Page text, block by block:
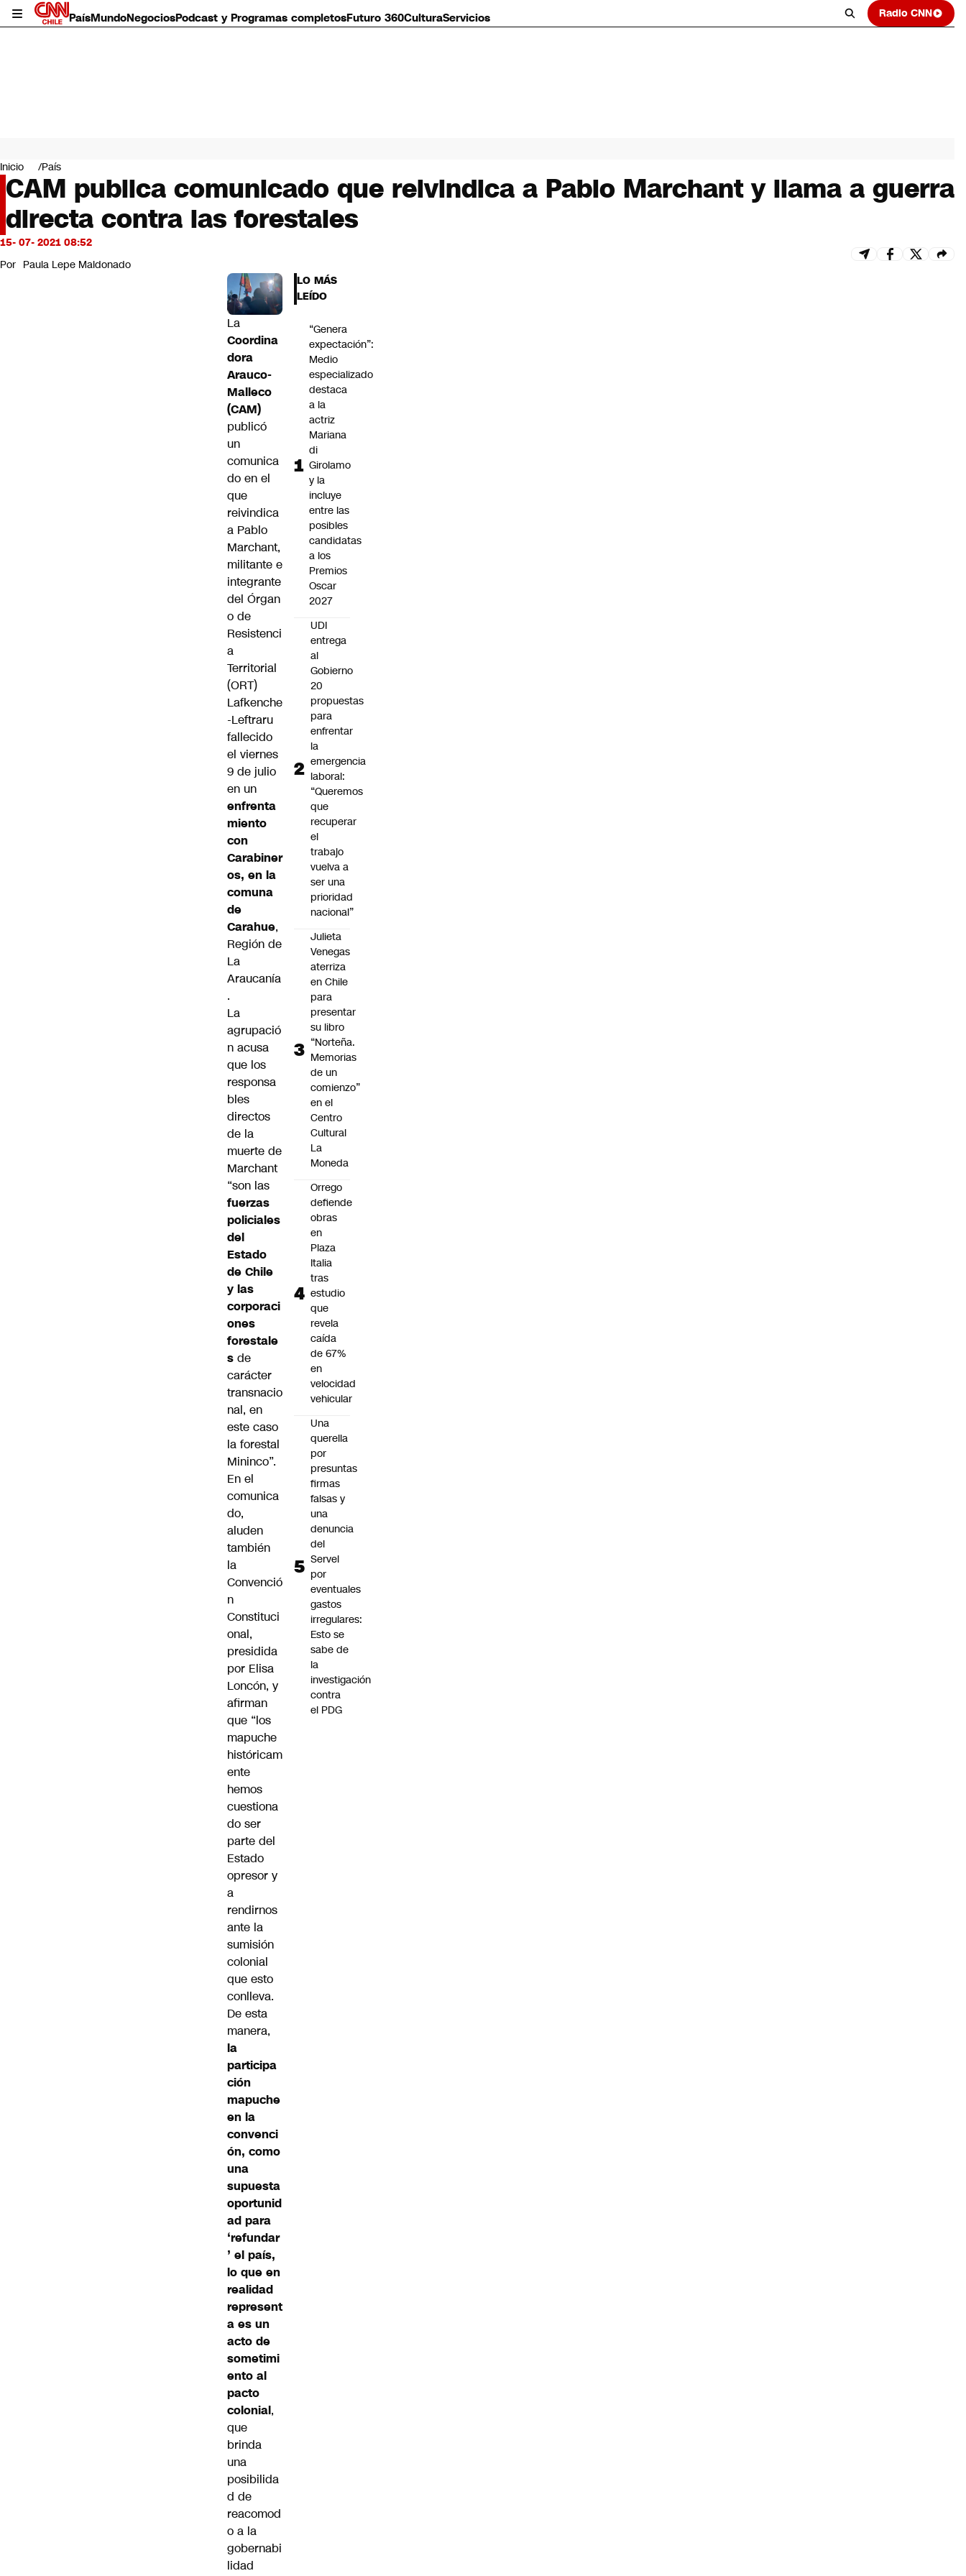
PaísMundoNegociosPodcast y Programas completosFuturo 360CulturaServicios Radio CNN
Mundo
Negocios
Deportes
Programas completos
Cultura
Servicios
Bits
CNN Data
Inicio País
CAM publica comunicado que reivindica a Pablo Marchant y llama a guerra
directa contra las forestales
15- 07- 2021 08:52
Por Paula Lepe Maldonado
La
Coordina
dora
Arauco-
Malleco
(CAM)
publicó
un
comunica
do en el
que
reivindica
a Pablo
Marchant,
militante e
integrante
del Órgan
o de
Resistenci
a
Territorial
(ORT)
Lafkenche
-Leftraru
fallecido
el viernes
9 de julio
en un
enfrenta
miento
con
Carabiner
os, en la
comuna
de
Carahue,
Región de
La
Araucanía
.
La
agrupació
n acusa
que los
responsa
bles
directos
de la
muerte de
Marchant
“son las
fuerzas
policiales
del
Estado
de Chile
y las
corporaci
ones
forestale
s de
carácter
transnacio
nal, en
este caso
la forestal
Mininco”.
En el
comunica
do,
aluden
también
la
Convenció
n
Constituci
onal,
presidida
por Elisa
Loncón, y
afirman
que “los
mapuche
históricam
ente
hemos
cuestiona
do ser
parte del
Estado
opresor y
a
rendirnos
ante la
sumisión
colonial
que esto
conlleva.
De esta
manera,
la
participa
ción
mapuche
en la
convenci
ón, como
una
supuesta
oportunid
ad para
‘refundar
’ el país,
lo que en
realidad
represent
a es un
acto de
sometimi
ento al
pacto
colonial,
que
brinda
una
posibilida
d de
reacomod
o a la
gobernabi
lidad
LO MÁS
LEÍDO
“Genera
expectación”:
Medio
especializado
destaca
a la
actriz
Mariana
di
Girolamo
y la
incluye
entre las
posibles
candidatas
a los
Premios
Oscar
2027
UDI
entrega
al
Gobierno
20
propuestas
para
enfrentar
la
emergencia
laboral:
“Queremos
que
recuperar
el
trabajo
vuelva a
ser una
prioridad
nacional”
Julieta
Venegas
aterriza
en Chile
para
presentar
su libro
“Norteña.
Memorias
de un
comienzo”
en el
Centro
Cultural
La
Moneda
Orrego
defiende
obras
en
Plaza
Italia
tras
estudio
que
revela
caída
de 67%
en
velocidad
vehicular
Una
querella
por
presuntas
firmas
falsas y
una
denuncia
del
Servel
por
eventuales
gastos
irregulares:
Esto se
sabe de
la
investigación
contra
el PDG